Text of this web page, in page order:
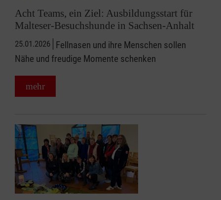
Acht Teams, ein Ziel: Ausbildungsstart für
Malteser-Besuchshunde in Sachsen-Anhalt
25.01.2026 Fellnasen und ihre Menschen sollen
Nähe und freudige Momente schenken
mehr